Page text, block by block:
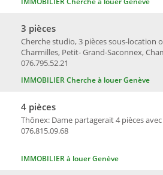
IMMOBILIER Cherche à louer Genève
Cherche studio, 3 pièces sous-location
Charmilles, Petit- Grand-Saconnex,
076.795.52.21
3 pièces
IMMOBILIER à louer Genève
Thônex: Dame partagerait 4 pièces
076.815.09.68
4 pièces